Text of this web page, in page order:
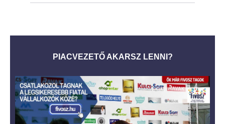
PIACVEZETŐ AKARSZ LENNI?